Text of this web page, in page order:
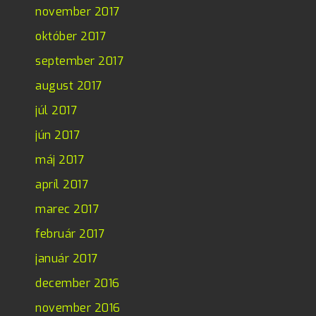
november 2017
október 2017
september 2017
august 2017
júl 2017
jún 2017
máj 2017
apríl 2017
marec 2017
február 2017
január 2017
december 2016
november 2016